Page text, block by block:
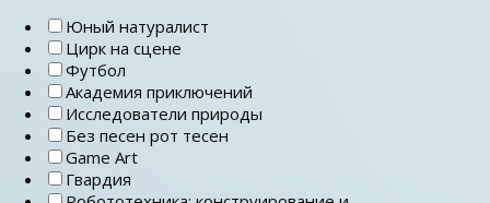
Юный натуралист
Цирк на сцене
Футбол
Академия приключений
Исследователи природы
Без песен рот тесен
Game Art
Гвардия